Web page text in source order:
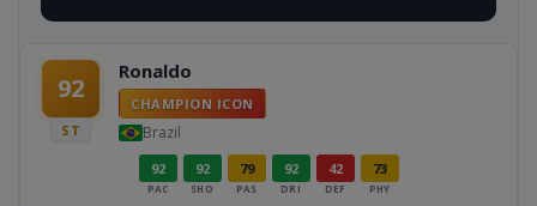
92
ST
Ronaldo
CHAMPION ICON
Brazil
92
PAC
92
SHO
79
PAS
92
DRI
42
DEF
73
PHY